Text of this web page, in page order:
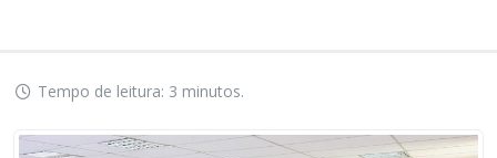
Tempo de leitura: 3 minutos.